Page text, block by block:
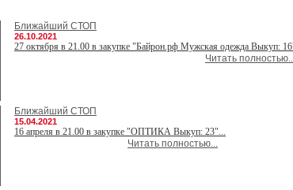
Ближайший СТОП
26.10.2021
27 октября в 21.00 в закупке "Байрон.рф Мужская одежда Выкуп:
Читать
Ближайший СТОП
15.04.2021
16 апреля в 21.00 в закупке "ОПТИКА Выкуп: 23"...
Читать полностью...